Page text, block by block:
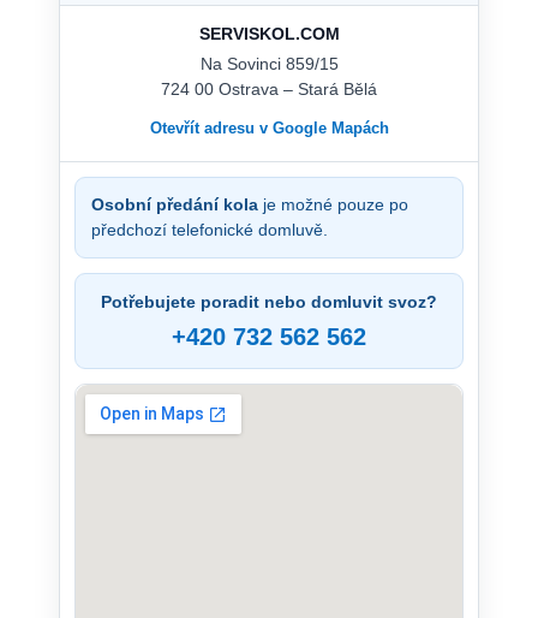
SERVISKOL.COM
Na Sovinci 859/15
724 00 Ostrava – Stará Bělá
Otevřít adresu v Google Mapách
Osobní předání kola je možné pouze po
předchozí telefonické domluvě.
Potřebujete poradit nebo domluvit svoz?
+420 732 562 562